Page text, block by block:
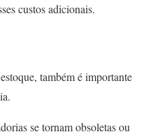
custos adicionais.
também é importante
se tornam obsoletas ou